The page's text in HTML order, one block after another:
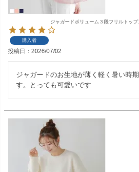
ジャガードボリューム３段フリルトップ
購入者
投稿日 2026/07/02
ジャガードのお生地が薄く軽く暑い時
す。とっても可愛いです